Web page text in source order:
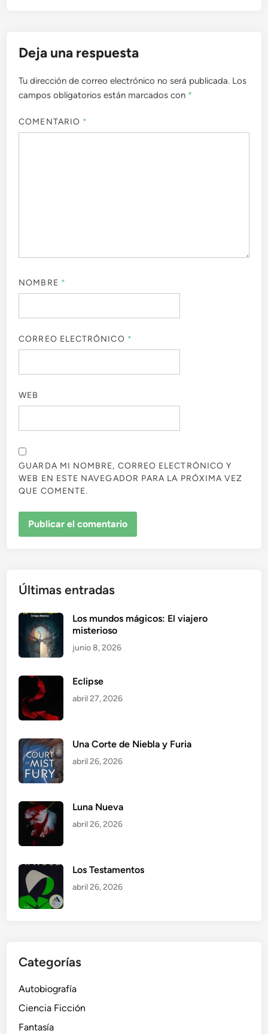
Deja una respuesta
Tu dirección de correo electrónico no será publicada. Los
campos obligatorios están marcados con *
COMENTARIO *
NOMBRE *
CORREO ELECTRÓNICO *
WEB
GUARDA MI NOMBRE, CORREO ELECTRÓNICO Y
WEB EN ESTE NAVEGADOR PARA LA PRÓXIMA VEZ
QUE COMENTE.
Últimas entradas
Los mundos mágicos: El viajero
misterioso
junio 8, 2026
Eclipse
abril 27, 2026
Una Corte de Niebla y Furia
abril 26, 2026
Luna Nueva
abril 26, 2026
Los Testamentos
abril 26, 2026
Categorías
Autobiografía
Ciencia Ficción
Fantasía